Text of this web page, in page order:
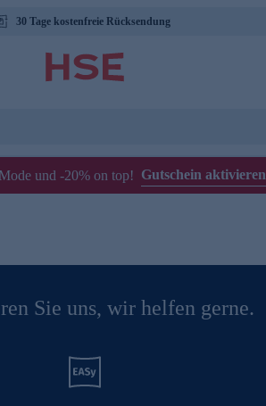
30 Tage kostenfreie Rücksendung
und -20% on top! Gutschein aktivieren
Sie uns, wir helfen gerne.